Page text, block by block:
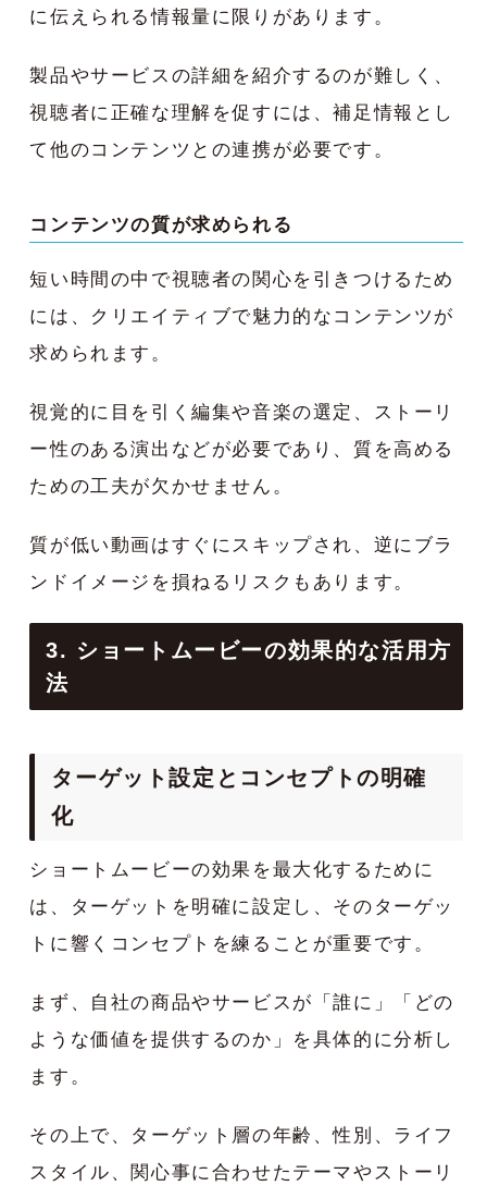
に伝えられる情報量に限りがあります。
製品やサービスの詳細を紹介するのが難しく、
視聴者に正確な理解を促すには、補足情報とし
て他のコンテンツとの連携が必要です。
コンテンツの質が求められる
短い時間の中で視聴者の関心を引きつけるため
には、クリエイティブで魅力的なコンテンツが
求められます。
視覚的に目を引く編集や音楽の選定、ストーリ
ー性のある演出などが必要であり、質を高める
ための工夫が欠かせません。
質が低い動画はすぐにスキップされ、逆にブラ
ンドイメージを損ねるリスクもあります。
3. ショートムービーの効果的な活用方
法
ターゲット設定とコンセプトの明確
化
ショートムービーの効果を最大化するために
は、ターゲットを明確に設定し、そのターゲッ
トに響くコンセプトを練ることが重要です。
まず、自社の商品やサービスが「誰に」「どの
ような価値を提供するのか」を具体的に分析し
ます。
その上で、ターゲット層の年齢、性別、ライフ
スタイル、関心事に合わせたテーマやストーリ